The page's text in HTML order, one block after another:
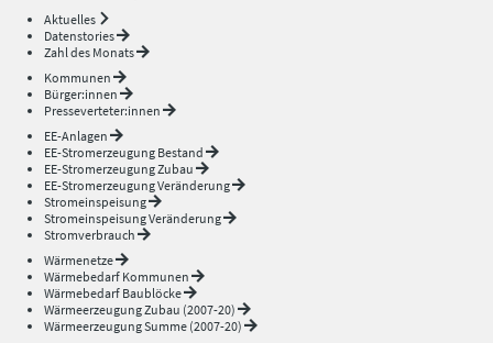
Aktuelles
Datenstories
Zahl des Monats
Kommunen
Bürger:innen
Presseverteter:innen
EE-Anlagen
EE-Stromerzeugung Bestand
EE-Stromerzeugung Zubau
EE-Stromerzeugung Veränderung
Stromeinspeisung
Stromeinspeisung Veränderung
Stromverbrauch
Wärmenetze
Wärmebedarf Kommunen
Wärmebedarf Baublöcke
Wärmeerzeugung Zubau (2007-20)
Wärmeerzeugung Summe (2007-20)